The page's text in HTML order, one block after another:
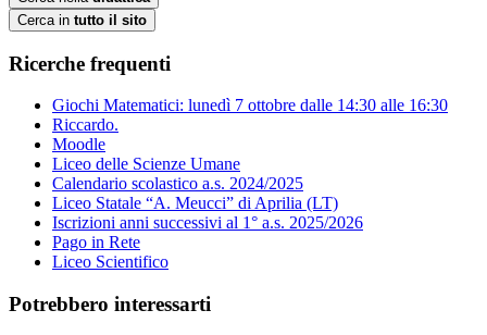
Cerca in tutto il sito
Ricerche frequenti
Giochi Matematici: lunedì 7 ottobre dalle 14:30 alle 16:30
Riccardo.
Moodle
Liceo delle Scienze Umane
Calendario scolastico a.s. 2024/2025
Liceo Statale “A. Meucci” di Aprilia (LT)
Iscrizioni anni successivi al 1° a.s. 2025/2026
Pago in Rete
Liceo Scientifico
Potrebbero interessarti